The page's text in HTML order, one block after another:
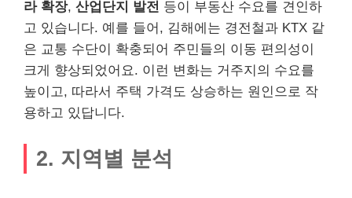
라 확장, 산업단지 발전 등이 부동산 수요를 견인하
고 있습니다. 예를 들어, 김해에는 경전철과 KTX 같
은 교통 수단이 확충되어 주민들의 이동 편의성이
크게 향상되었어요. 이런 변화는 거주지의 수요를
높이고, 따라서 주택 가격도 상승하는 원인으로 작
용하고 있답니다.
2. 지역별 분석